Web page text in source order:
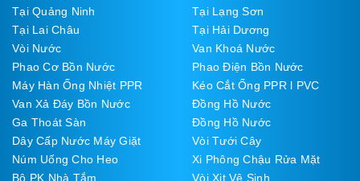
Tại Quảng Ninh
Tại Lạng Sơn
Tại Lai Châu
Tại Hải Dương
Vòi Nước
Van Khoá Nước
Phao Cơ Bồn Nước
Phao Điện Bồn Nước
Máy Hàn Ống Nhiệt PPR
Kéo Cắt Ống PPR l PVC
Van Xả Đáy Bồn Nước
Đồng Hồ Nước
Ga Thoát Sàn
Đồng Hồ Nước
Dây Cấp Nước Máy Giặt
Vòi Tưới Cây
Núm Uống Cho Heo
Xi Phông Chậu Rửa Mặt
Bộ PK Nhà Tắm
Vòi Xịt Vệ Sinh